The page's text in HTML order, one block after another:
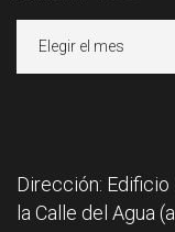
Dirección: Edificio
la Calle del Agua